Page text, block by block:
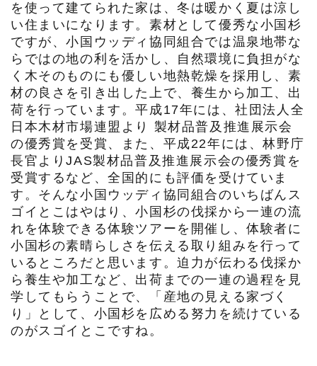
を使って建てられた家は、冬は暖かく夏は涼し
い住まいになります。素材として優秀な小国杉
ですが、小国ウッディ協同組合では温泉地帯な
らではの地の利を活かし、自然環境に負担がな
く木そのものにも優しい地熱乾燥を採用し、素
材の良さを引き出した上で、養生から加工、出
荷を行っています。平成17年には、社団法人全
日本木材市場連盟より 製材品普及推進展示会
の優秀賞を受賞、また、平成22年には、林野庁
長官よりJAS製材品普及推進展示会の優秀賞を
受賞するなど、全国的にも評価を受けていま
す。そんな小国ウッディ協同組合のいちばんス
ゴイとこはやはり、小国杉の伐採から一連の流
れを体験できる体験ツアーを開催し、体験者に
小国杉の素晴らしさを伝える取り組みを行って
いるところだと思います。迫力が伝わる伐採か
ら養生や加工など、出荷までの一連の過程を見
学してもらうことで、「産地の見える家づく
り」として、小国杉を広める努力を続けている
のがスゴイとこですね。